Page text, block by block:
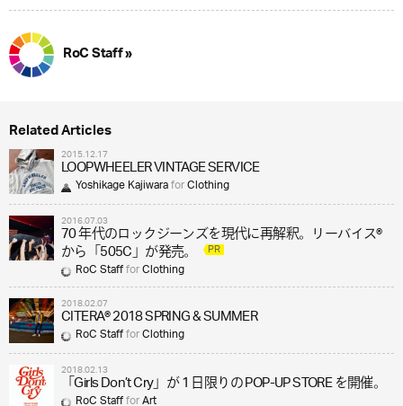
RoC Staff »
Related Articles
2015.12.17
LOOPWHEELER VINTAGE SERVICE
Yoshikage KajiwaraforClothing
2016.07.03
70 年代のロックジーンズを現代に再解釈。リーバイス®
から「505C」が発売。 PR
RoC StaffforClothing
2018.02.07
CITERA® 2018 SPRING & SUMMER
RoC StaffforClothing
2018.02.13
「Girls Don’t Cry」が 1 日限りの POP-UP STORE を開催。